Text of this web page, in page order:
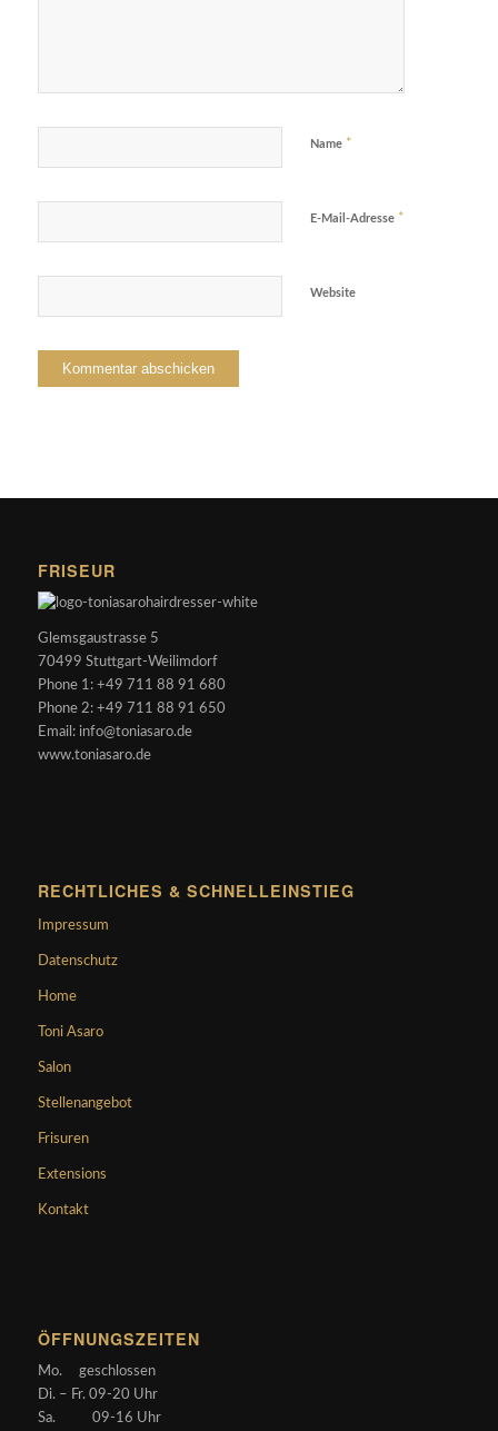
Name *
E-Mail-Adresse *
Website
FRISEUR
Glemsgaustrasse 5
70499 Stuttgart-Weilimdorf
Phone 1: +49 711 88 91 680
Phone 2: +49 711 88 91 650
Email: info@toniasaro.de
www.toniasaro.de
RECHTLICHES & SCHNELLEINSTIEG
Impressum
Datenschutz
Home
Toni Asaro
Salon
Stellenangebot
Frisuren
Extensions
Kontakt
ÖFFNUNGSZEITEN
Mo. geschlossen
Di. – Fr. 09-20 Uhr
Sa. 09-16 Uhr